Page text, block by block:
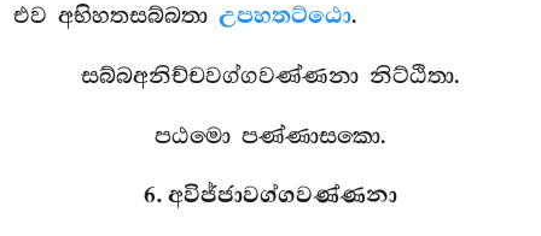
එව අභිහතසබ්බතාඋපහතට්ඨො.
සබ්බඅනිච්චවග්ගවණ්ණනා නිට්ඨිතා.
පඨමො පණ්ණාසකො.
6. අවිජ්ජාවග්ගවණ්ණනා